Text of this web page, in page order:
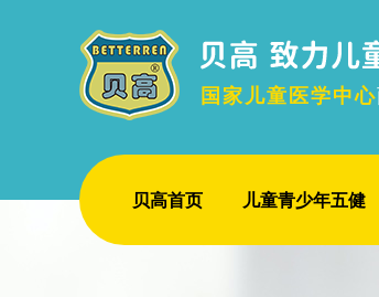
国家儿童医学中心
贝高首页 儿童青少年五健